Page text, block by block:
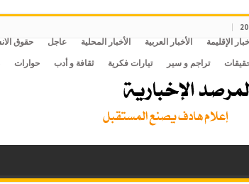
الإقليمة الأخبار العربية الأخبار المحلية عاجل حقوق
تراجم و سير تيارات فكرية ثقافة و أدب حوارات